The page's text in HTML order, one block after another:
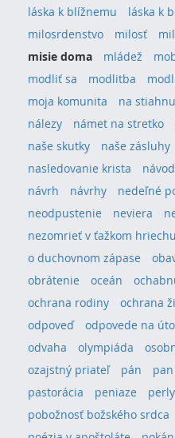
láska k blížnemu láska k
milosrdenstvo
milosť
misie doma
mládež
modliť sa
modlitba
moja komunita
na
nálezy
námet na stretko
naše skutky
naše zásluhy
nasledovanie krista
návod
návrh
návrhy nedeľné
neodpustenie
neviera
nezomrieť v ťažkom hriechu
o duchovnom zápase
obrátenie
oceán
ochrana rodiny
ochrana
odpoveď
odpovede na
odvaha
olympiáda
ozajstný priateľ
pán
pastorácia
peniaze perly
pobožnosť božského srdca